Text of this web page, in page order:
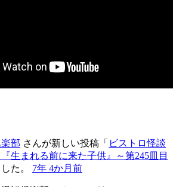
部 さんが新しい投稿「 ビストロ怪談
生まれる前に来た子供』～第245皿目
た。 7年 4か月前